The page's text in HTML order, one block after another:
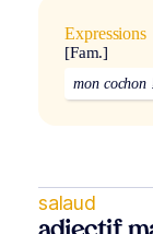
Expressions
[Fam.]
mon cochon
salaud